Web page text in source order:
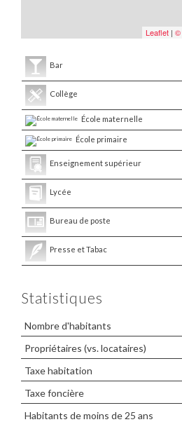
Leaflet | ©
Bar
Collège
École maternelle
École primaire
Enseignement supérieur
Lycée
Bureau de poste
Presse et Tabac
Statistiques
Nombre d'habitants
Propriétaires (vs. locataires)
Taxe habitation
Taxe foncière
Habitants de moins de 25 ans